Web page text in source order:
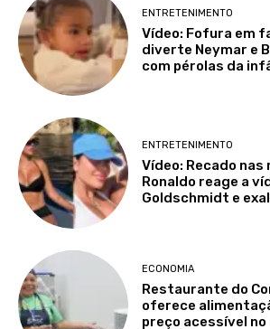
ENTRETENIMENTO
Vídeo: Fofura em
diverte Neymar e
com pérolas da
ENTRETENIMENTO
Vídeo: Recado
Ronaldo reage a
Goldschmidt e
ECONOMIA
Restaurante do
oferece
preço acessível